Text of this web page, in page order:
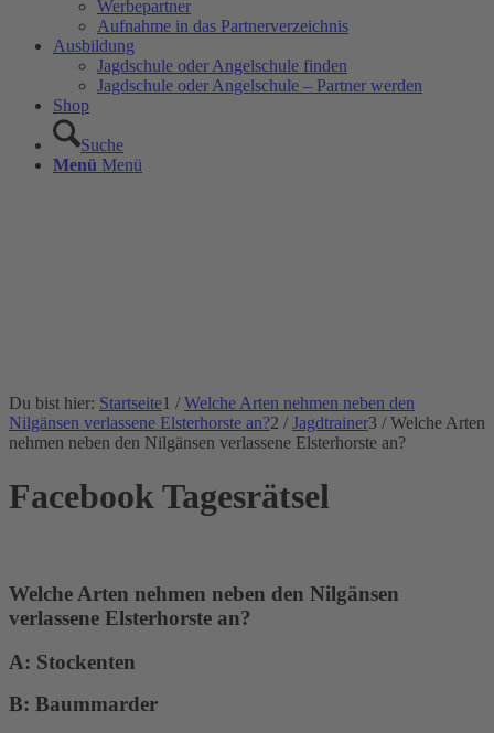
Werbepartner
Aufnahme in das Partnerverzeichnis
Ausbildung
Jagdschule oder Angelschule finden
Jagdschule oder Angelschule – Partner werden
Shop
Suche
Menü Menü
Du bist hier: Startseite1 / Welche Arten nehmen neben den
Nilgänsen verlassene Elsterhorste an?2 / Jagdtrainer3 / Welche Arten
nehmen neben den Nilgänsen verlassene Elsterhorste an?
Facebook Tagesrätsel
Welche Arten nehmen neben den Nilgänsen
verlassene Elsterhorste an?
A: Stockenten
B: Baummarder